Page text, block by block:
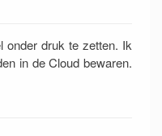
onder druk te zetten. Ik
in de Cloud bewaren.